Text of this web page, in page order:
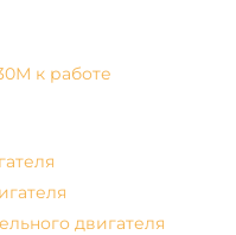
к работе
двигателя